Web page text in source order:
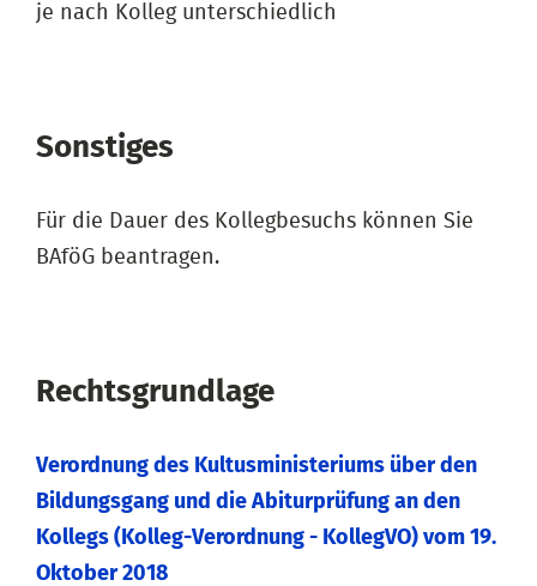
je nach Kolleg unterschiedlich
Sonstiges
Für die Dauer des Kollegbesuchs können Sie
BAföG beantragen.
Rechtsgrundlage
Verordnung des Kultusministeriums über den
Bildungsgang und die Abiturprüfung an den
Kollegs (Kolleg-Verordnung - KollegVO) vom 19.
Oktober 2018